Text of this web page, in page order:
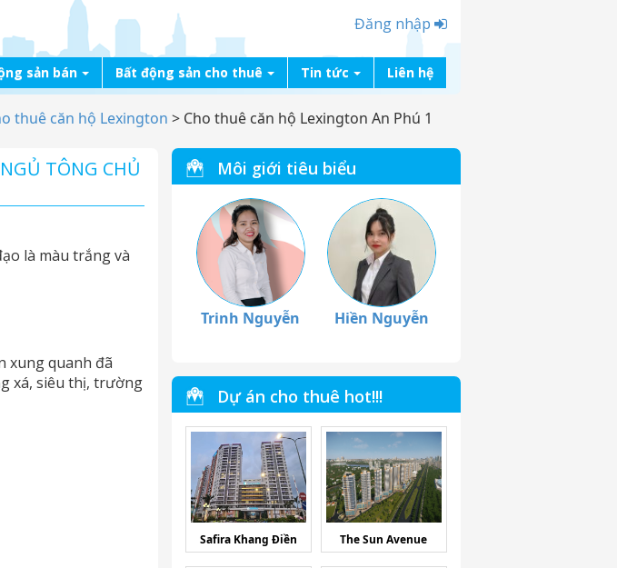
Đăng nhập
sản bán Bất động sản cho thuê Tin tức Liên hệ
thuê căn hộ Lexington > Cho thuê căn hộ Lexington An Phú 1
TÔNG CHỦ
là màu trắng và
xung quanh đã
xá, siêu thị, trường
Môi giới tiêu biểu
Trinh Nguyễn Hiền Nguyễn
Dự án cho thuê hot!!!
Safira Khang Điền The Sun Avenue